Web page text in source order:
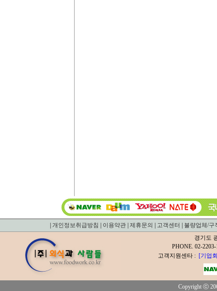
개인정보취급방침 이용약관 제휴문의 고객센터
불량업체/구
경기도
PHONE. 02-
고객지원센타 : [기업
Copyright ⓒ